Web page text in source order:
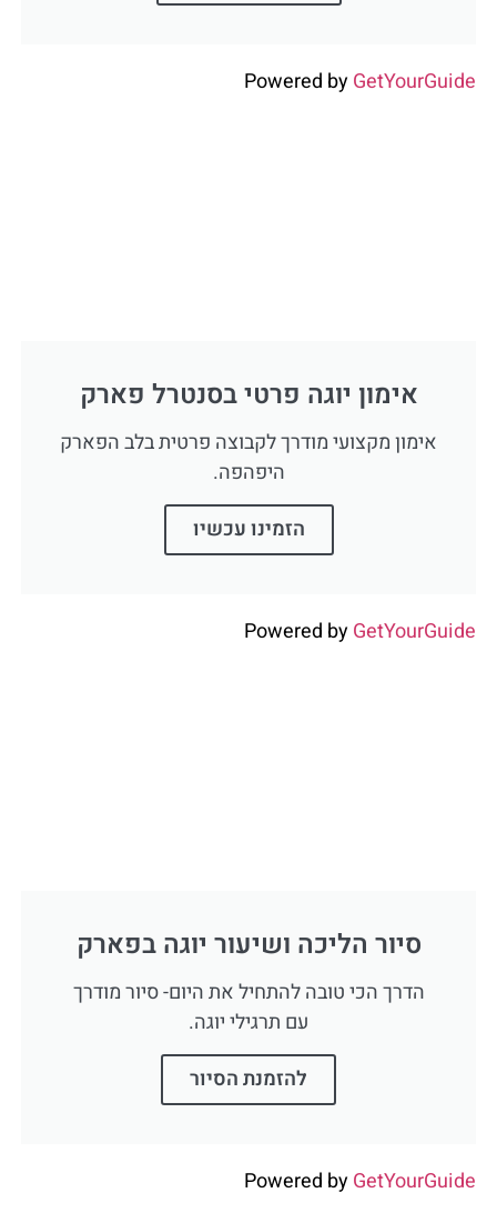
Powered byGetYourGuide
אימון יוגה פרטי בסנטרל פארק
אימון מקצועי מודרך לקבוצה פרטית בלב הפארק
היפהפה.
הזמינו עכשיו
Powered byGetYourGuide
סיור הליכה ושיעור יוגה בפארק
הדרך הכי טובה להתחיל את היום- סיור מודרך
עם תרגילי יוגה.
להזמנת הסיור
Powered byGetYourGuide